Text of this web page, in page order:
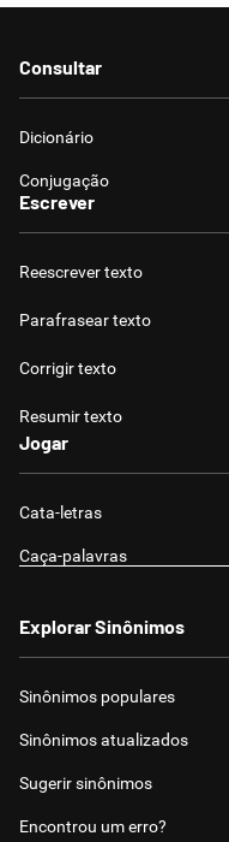
Consultar
Dicionário
Conjugação
Escrever
Reescrever texto
Parafrasear texto
Corrigir texto
Resumir texto
Jogar
Cata-letras
Caça-palavras
Explorar Sinônimos
Sinônimos populares
Sinônimos atualizados
Sugerir sinônimos
Encontrou um erro?